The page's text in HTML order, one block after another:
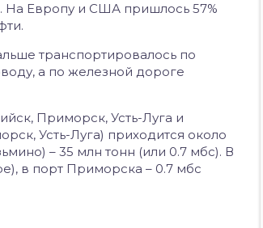
На Европу и США пришлось 57%
транспортировалось по
а по железной дороге
Приморск, Усть-Луга и
Усть-Луга) приходится около
– 35 млн тонн (или 0.7 мбс). В
в порт Приморска – 0.7 мбс